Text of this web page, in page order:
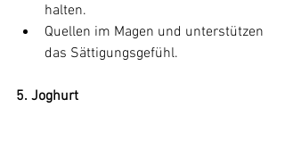
halten.
Quellen im Magen und unterstützen
das Sättigungsgefühl.
5. Joghurt